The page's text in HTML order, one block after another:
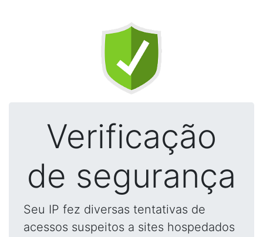
Verificação
de segurança
Seu IP fez diversas tentativas de
acessos suspeitos a sites hospedados